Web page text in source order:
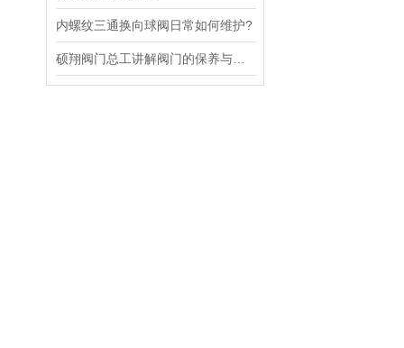
内螺纹三通换向球阀日常如何维护?